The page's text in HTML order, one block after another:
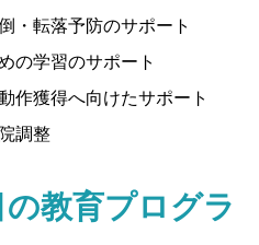
・転落予防のサポート
の学習のサポート
作獲得へ向けたサポート
調整
教育プログラ